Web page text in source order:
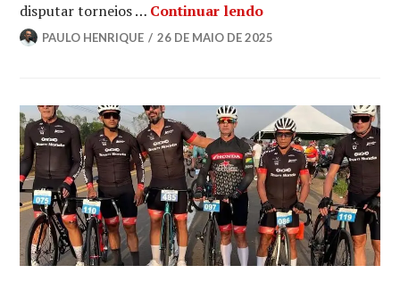
disputar torneios … Continuar lendo
PAULO HENRIQUE 26 DE MAIO DE 2025